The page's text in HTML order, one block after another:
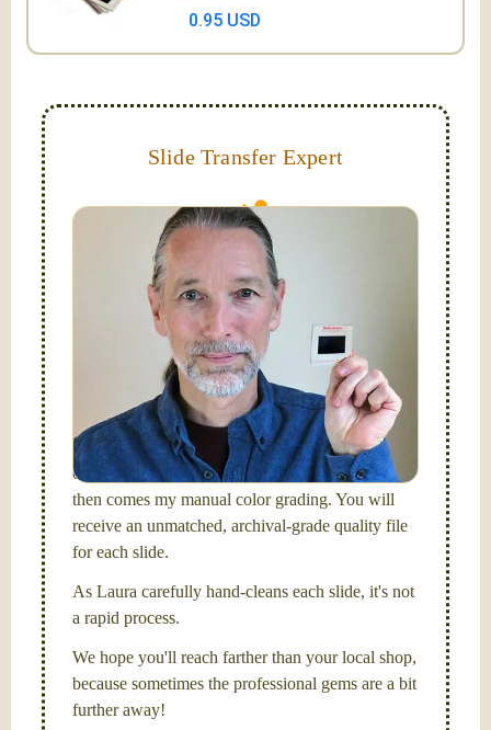
0.95 USD
Slide Transfer Expert
They do fade and can grow mold; let us capture and
digitize them now!
Hello, I'm Nathaniel. My wife Laura and I are
FilmFix — a two person team.
I am the technical expert with a
degree in motion
picture and photography, from Brooks Institute,
Santa Barbara, CA.I will be digitizing your slides
and adjusting both exposure and calibrating focus
on each individual image. After capturing each,
then comes my manual color grading. You will
receive an unmatched, archival-grade quality file
for each slide.
As Laura carefully hand-cleans each slide, it's not
a rapid process.
We hope you'll reach farther than your local shop,
because sometimes the professional gems are a bit
further away!